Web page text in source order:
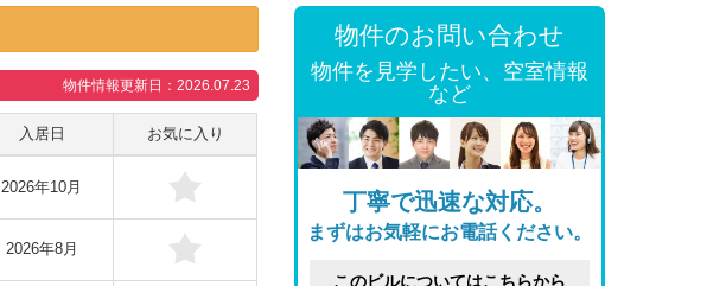
物件情報更新日：2026.07.23
入居日 お気に入り
2026年10月
2026年8月
物件のお問い合わせ
物件を見学したい、空室情報
など
丁寧で迅速な対応。
まずはお気軽にお電話ください。
このビルについてはこちらから